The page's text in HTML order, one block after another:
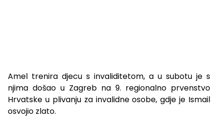
Amel trenira djecu s invaliditetom, a u subotu je s
njima došao u Zagreb na 9. regionalno prvenstvo
Hrvatske u plivanju za invalidne osobe, gdje je Ismail
osvojio zlato.